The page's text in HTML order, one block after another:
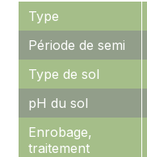
Type
Période de semi
Type de sol
pH du sol
Enrobage,
traitement